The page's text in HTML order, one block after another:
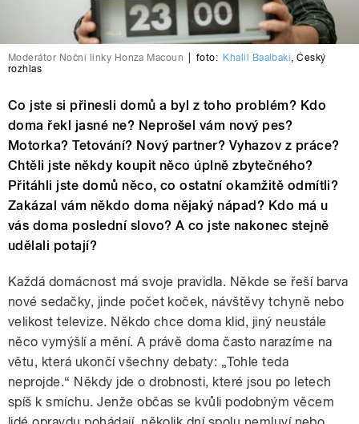
Moderátor Noční linky Honza Macoun foto: Khalil Baalbaki,Český
rozhlas
Co jste si přinesli domů a byl z toho problém? Kdo
doma řekl jasné ne? Neprošel vám nový pes?
Motorka? Tetování? Nový partner? Vyhazov z práce?
Chtěli jste někdy koupit něco úplně zbytečného?
Přitáhli jste domů něco, co ostatní okamžitě odmítli?
Zakázal vám někdo doma nějaký nápad? Kdo má u
vás doma poslední slovo? A co jste nakonec stejně
udělali potají?
Každá domácnost má svoje pravidla. Někde se řeší barva
nové sedačky, jinde počet koček, návštěvy tchyně nebo
velikost televize. Někdo chce doma klid, jiný neustále
něco vymýšlí a mění. A právě doma často narazíme na
větu, která ukončí všechny debaty: „Tohle teda
neprojde.“ Někdy jde o drobnosti, které jsou po letech
spíš k smíchu. Jenže občas se kvůli podobným věcem